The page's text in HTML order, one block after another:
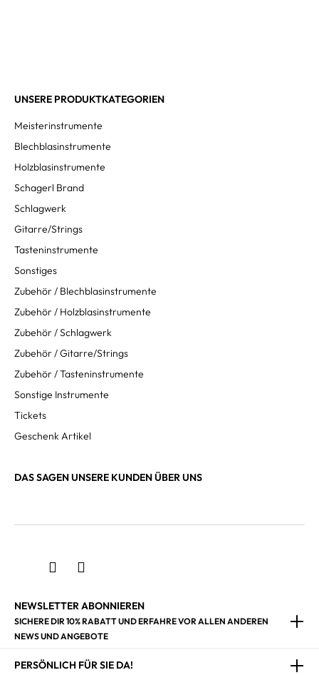
UNSERE PRODUKTKATEGORIEN
Meisterinstrumente
Blechblasinstrumente
Holzblasinstrumente
Schagerl Brand
Schlagwerk
Gitarre/Strings
Tasteninstrumente
Sonstiges
Zubehör / Blechblasinstrumente
Zubehör / Holzblasinstrumente
Zubehör / Schlagwerk
Zubehör / Gitarre/Strings
Zubehör / Tasteninstrumente
Sonstige Instrumente
Tickets
Geschenk Artikel
DAS SAGEN UNSERE KUNDEN ÜBER UNS
NEWSLETTER ABONNIEREN
SICHERE DIR 10% RABATT UND ERFAHRE VOR ALLEN ANDEREN
NEWS UND ANGEBOTE
PERSÖNLICH FÜR SIE DA!